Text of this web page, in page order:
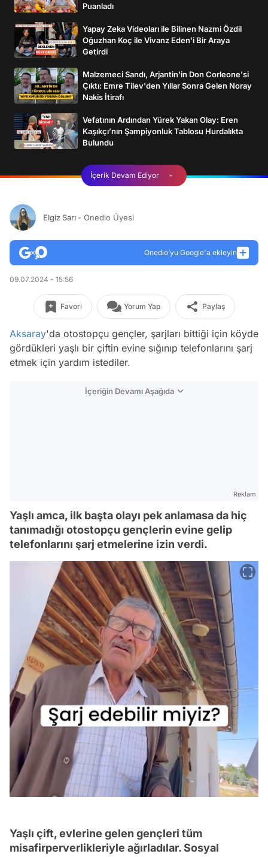
Puanladı
Yapay Zeka Videoları ile Bilinen Nazmi Özdil
Oğuzhan Koç ile Vivanz Eden'i Bir Araya
Getirdi
Malzemeci Sandı, Arjantin'in Don Corleone'si
Çıktı: Emre Tilev'den Yıllar Sonra Gelen Noray
Nakis İtirafı
Vefatının Ardından Yürek Yakan Olay: Eren
Kaşıkçı’nın Şampiyonluk Tablosu Hurdalıkta
Bulundu
İçerik Devam Ediyor
Elgiz Sarı - Onedio Üyesi
Onedio’yu Google'a ekleyin
09.07.2024 - 15:56
Favori Yorum Yap Paylaş
Aksaray'da otostopçu gençler, şarjları bittiği için köyde
gördükleri yaşlı bir çiftin evine sığınıp telefonlarını şarj
etmek için yardım istediler.
İçeriğin Devamı Aşağıda
Reklam
Yaşlı amca, ilk başta olayı pek anlamasa da hiç
tanımadığı otostopçu gençlerin evine gelip
telefonlarını şarj etmelerine izin verdi.
Yaşlı çift, evlerine gelen gençleri tüm
misafirperverlikleriyle ağırladılar. Sosyal